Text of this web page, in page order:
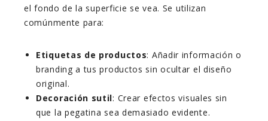
el fondo de la superficie se vea. Se utilizan
comúnmente para:
Etiquetas de productos: Añadir información o
branding a tus productos sin ocultar el diseño
original.
Decoración sutil: Crear efectos visuales sin
que la pegatina sea demasiado evidente.